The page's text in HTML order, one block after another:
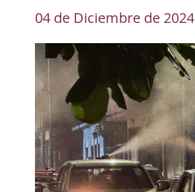
04 de Diciembre de 2024